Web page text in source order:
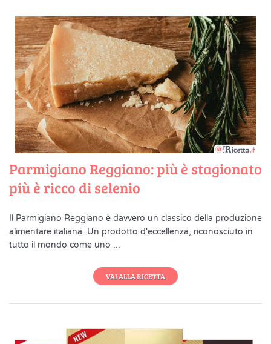
Parmigiano Reggiano: più è stagionato
più è ricco di selenio
Il Parmigiano Reggiano è davvero un classico della produzione
alimentare italiana. Un prodotto d'eccellenza, riconosciuto in
tutto il mondo come uno ...
VAI ALLA RICETTA